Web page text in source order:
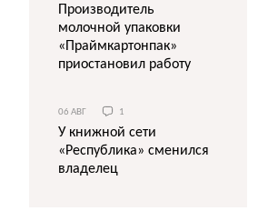
Производитель
молочной упаковки
«Праймкартонпак»
приостановил работу
06 АВГ 1
У книжной сети
«Республика» сменился
владелец